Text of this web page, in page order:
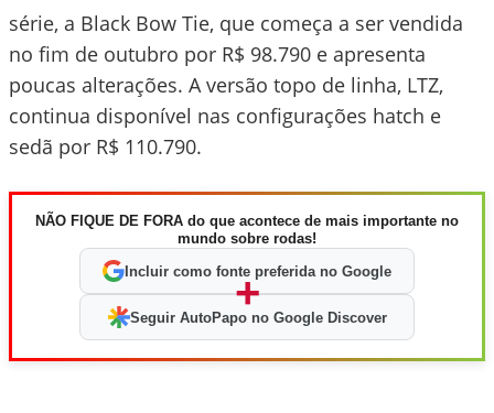
série, a Black Bow Tie, que começa a ser vendida
no fim de outubro por R$ 98.790 e apresenta
poucas alterações. A versão topo de linha, LTZ,
continua disponível nas configurações hatch e
sedã por R$ 110.790.
NÃO FIQUE DE FORA do que acontece de mais importante no
mundo sobre rodas!
Incluir como fonte preferida no Google
+
Seguir AutoPapo no Google Discover